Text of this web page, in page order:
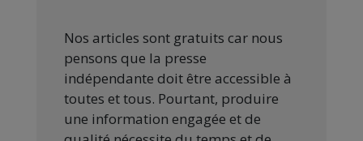
Nos articles sont gratuits car nous
pensons que la presse
indépendante doit être accessible à
toutes et tous. Pourtant, produire
une information engagée et de